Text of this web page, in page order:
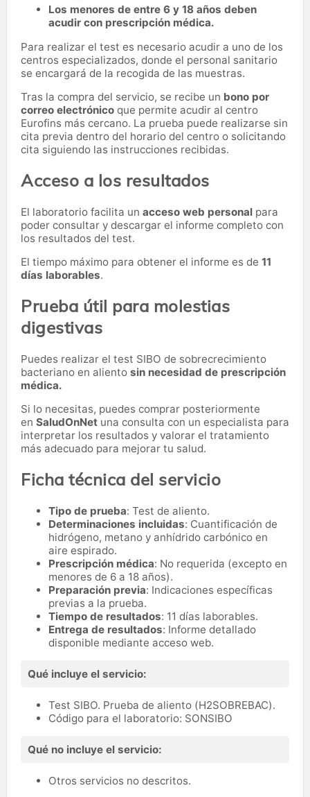
Los menores de entre 6 y 18 años deben
acudir con prescripción médica.
Para realizar el test es necesario acudir a uno de los
centros especializados, donde el personal sanitario
se encargará de la recogida de las muestras.
Tras la compra del servicio, se recibe un bono por
correo electrónico que permite acudir al centro
Eurofins más cercano. La prueba puede realizarse sin
cita previa dentro del horario del centro o solicitando
cita siguiendo las instrucciones recibidas.
Acceso a los resultados
El laboratorio facilita un acceso web personal para
poder consultar y descargar el informe completo con
los resultados del test.
El tiempo máximo para obtener el informe es de 11
días laborables.
Prueba útil para molestias
digestivas
Puedes realizar el test SIBO de sobrecrecimiento
bacteriano en aliento sin necesidad de prescripción
médica.
Si lo necesitas, puedes comprar posteriormente
en SaludOnNet una consulta con un especialista para
interpretar los resultados y valorar el tratamiento
más adecuado para mejorar tu salud.
Ficha técnica del servicio
Tipo de prueba: Test de aliento.
Determinaciones incluidas: Cuantificación de
hidrógeno, metano y anhídrido carbónico en
aire espirado.
Prescripción médica: No requerida (excepto en
menores de 6 a 18 años).
Preparación previa: Indicaciones específicas
previas a la prueba.
Tiempo de resultados: 11 días laborables.
Entrega de resultados: Informe detallado
disponible mediante acceso web.
Qué incluye el servicio:
Test SIBO. Prueba de aliento (H2SOBREBAC).
Código para el laboratorio: SONSIBO
Qué no incluye el servicio:
Otros servicios no descritos.